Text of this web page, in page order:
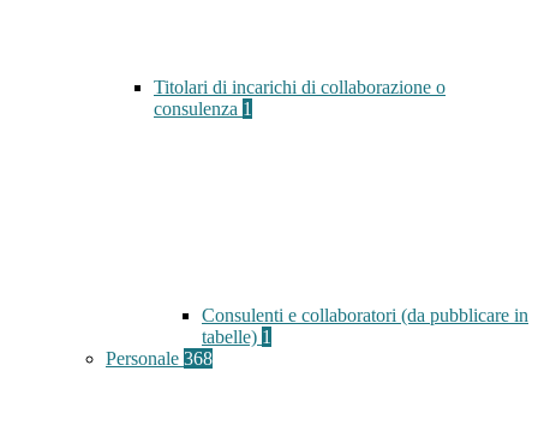
Titolari di incarichi di collaborazione o
consulenza 1
Consulenti e collaboratori (da pubblicare in
tabelle) 1
Personale 368